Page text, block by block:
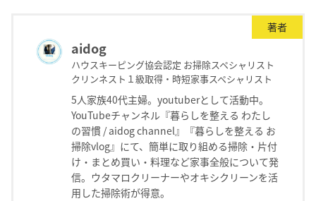
著者
aidog
ハウスキーピング協会認定 お掃除スペシャリスト
クリンネスト１級取得・時短家事スペシャリスト
5人家族40代主婦。youtuberとして活動中。
YouTubeチャンネル『暮らしを整える わたし
の習慣 / aidog channel』『暮らしを整える お
掃除vlog』にて、簡単に取り組める掃除・片付
け・まとめ買い・料理など家事全般について発
信。ウタマロクリーナーやオキシクリーンを活
用した掃除術が得意。